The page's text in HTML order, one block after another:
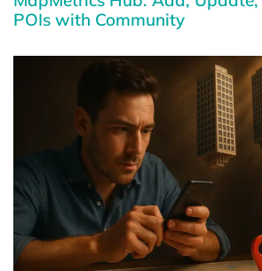
POIs with Community